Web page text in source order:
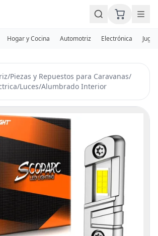
Hogar y Cocina Automotriz Electrónica
/Piezas y Repuestos para Caravanas/
/Luces/Alumbrado Interior